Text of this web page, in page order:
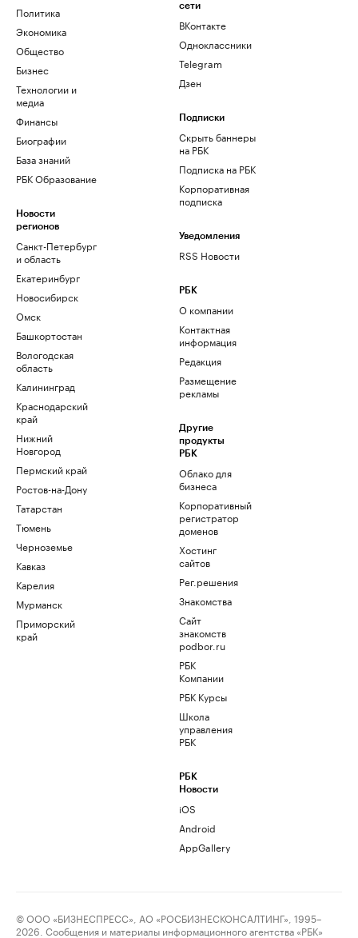
Политика
Экономика
Общество
Бизнес
Технологии и
медиа
Финансы
Биографии
База знаний
РБК Образование
Новости
регионов
Санкт-Петербург
и область
Екатеринбург
Новосибирск
Омск
Башкортостан
Вологодская
область
Калининград
Краснодарский
край
Нижний
Новгород
Пермский край
Ростов-на-Дону
Татарстан
Тюмень
Черноземье
Кавказ
Карелия
Мурманск
Приморский
край
сети
ВКонтакте
Одноклассники
Telegram
Дзен
Подписки
Скрыть баннеры
на РБК
Подписка на РБК
Корпоративная
подписка
Уведомления
RSS Новости
РБК
О компании
Контактная
информация
Редакция
Размещение
рекламы
Другие
продукты
РБК
Облако для
бизнеса
Корпоративный
регистратор
доменов
Хостинг
сайтов
Рег.решения
Знакомства
Сайт
знакомств
podbor.ru
РБК
Компании
РБК Курсы
Школа
управления
РБК
РБК
Новости
iOS
Android
AppGallery
© ООО «БИЗНЕСПРЕСС», АО «РОСБИЗНЕСКОНСАЛТИНГ», 1995–
2026. Сообщения и материалы информационного агентства «РБК»